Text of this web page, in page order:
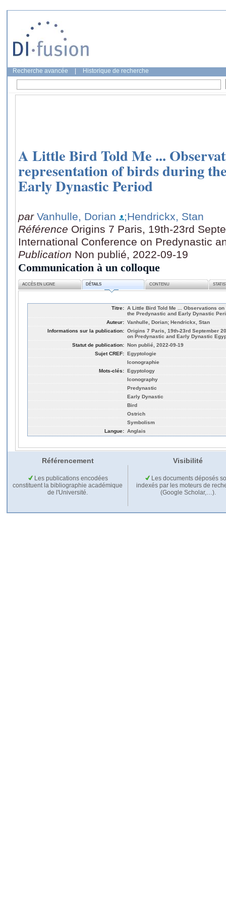
Recherche avancée Historique de recherche
A Little Bird Told Me ...
representation of birds during
Early Dynastic Period
par Vanhulle, Dorian
;Hendrickx, Stan
Référence Origins 7 Paris, 19th-23rd
International Conference on Predynastic
Publication Non publié, 2022-09-19
Communication à un colloque
ACCÈS EN LIGNE DÉTAILS CONTENU
Titre: A Little Bird Told Me ... Observations
the Predynastic and Early Dynastic
Auteur: Vanhulle, Dorian; Hendrickx, Stan
Informations sur la publication: Origins 7 Paris, 19th-23rd September
on Predynastic and Early Dynastic
Statut de publication: Non publié, 2022-09-19
Sujet CREF: Egyptologie
Iconographie
Mots-clés: Egyptology
Iconography
Predynastic
Early Dynastic
Bird
Ostrich
Symbolism
Langue: Anglais
Référencement Visibilité
Les publications encodées
constituent la bibliographie académique
de l'Université.
Les documents déposés
indexés par les moteurs de
(Google Scholar,…).